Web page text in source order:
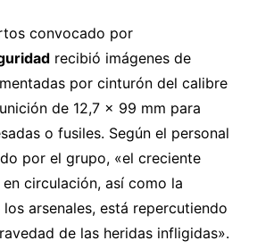
convocado por
recibió imágenes de
por cinturón del calibre
de 12,7 x 99 mm para
o fusiles. Según el personal
por el grupo, «el creciente
circulación, así como la
arsenales, está repercutiendo
de las heridas infligidas».